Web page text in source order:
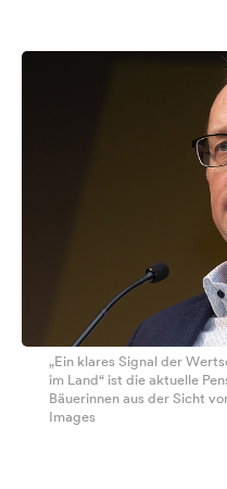
„Ein klares Signal der
im Land“ ist die aktuelle
Bäuerinnen aus der Sicht
Images